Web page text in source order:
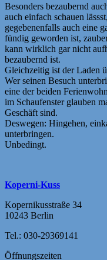
Besonders bezaubernd
auch einfach schauen
gegebenenfalls auch eine
fündig geworden ist,
kann wirklich gar nicht
bezaubernd ist.
Gleichzeitig ist der Laden
Wer seinen Besuch
eine der beiden
im Schaufenster glauben
Geschäft sind.
Deswegen: Hingehen,
unterbringen.
Unbedingt.
Koperni-Kuss
Kopernikusstraße 34
10243 Berlin
Tel.: 030-29369141
Öffnungszeiten